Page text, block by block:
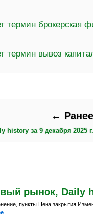
термин брокерская
термин вывоз
← Ранее
history за 9 декабря 2025 г.
рынок, Daily
пункты Цена закрытия